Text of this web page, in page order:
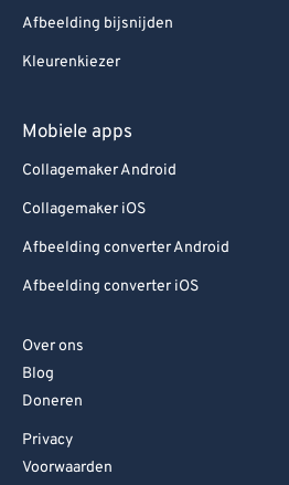
Afbeelding bijsnijden
Kleurenkiezer
Mobiele apps
Collagemaker Android
Collagemaker iOS
Afbeelding converter Android
Afbeelding converter iOS
Over ons
Blog
Doneren
Privacy
Voorwaarden